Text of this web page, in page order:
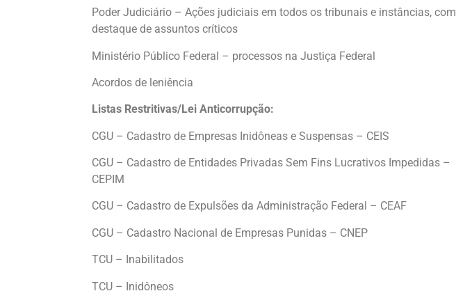
Poder Judiciário – Ações judiciais em todos os tribunais e instâncias, com
destaque de assuntos críticos
Ministério Público Federal – processos na Justiça Federal
Acordos de leniência
Listas Restritivas/Lei Anticorrupção:
CGU – Cadastro de Empresas Inidôneas e Suspensas – CEIS
CGU – Cadastro de Entidades Privadas Sem Fins Lucrativos Impedidas –
CEPIM
CGU – Cadastro de Expulsões da Administração Federal – CEAF
CGU – Cadastro Nacional de Empresas Punidas – CNEP
TCU – Inabilitados
TCU – Inidôneos